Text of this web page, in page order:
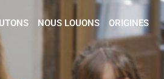
NOUS LOUONS ORIGINES